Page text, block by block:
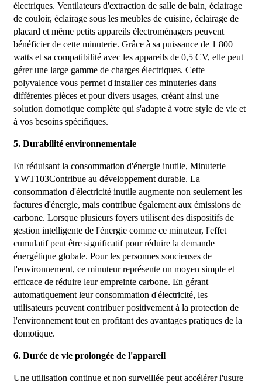
électriques. Ventilateurs d'extraction de salle de bain, éclairage
de couloir, éclairage sous les meubles de cuisine, éclairage de
placard et même petits appareils électroménagers peuvent
bénéficier de cette minuterie. Grâce à sa puissance de 1 800
watts et sa compatibilité avec les appareils de 0,5 CV, elle peut
gérer une large gamme de charges électriques. Cette
polyvalence vous permet d'installer ces minuteries dans
différentes pièces et pour divers usages, créant ainsi une
solution domotique complète qui s'adapte à votre style de vie et
à vos besoins spécifiques.
5. Durabilité environnementale
En réduisant la consommation d'énergie inutile, Minuterie
YWT103Contribue au développement durable. La
consommation d'électricité inutile augmente non seulement les
factures d'énergie, mais contribue également aux émissions de
carbone. Lorsque plusieurs foyers utilisent des dispositifs de
gestion intelligente de l'énergie comme ce minuteur, l'effet
cumulatif peut être significatif pour réduire la demande
énergétique globale. Pour les personnes soucieuses de
l'environnement, ce minuteur représente un moyen simple et
efficace de réduire leur empreinte carbone. En gérant
automatiquement leur consommation d'électricité, les
utilisateurs peuvent contribuer positivement à la protection de
l'environnement tout en profitant des avantages pratiques de la
domotique.
6. Durée de vie prolongée de l'appareil
Une utilisation continue et non surveillée peut accélérer l'usure